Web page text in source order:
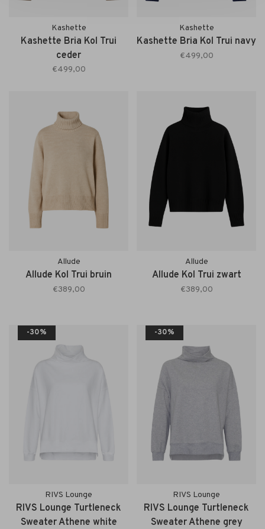
Kashette
Kashette Bria Kol Trui
ceder
€499,00
Kashette
Kashette Bria Kol Trui navy
€499,00
Allude
Allude Kol Trui bruin
€389,00
Allude
Allude Kol Trui zwart
€389,00
-30%
RIVS Lounge
RIVS Lounge Turtleneck
Sweater Athene white
-30%
RIVS Lounge
RIVS Lounge Turtleneck
Sweater Athene grey